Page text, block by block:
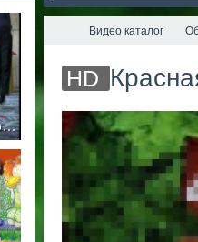
Видео каталог
HD
2013 05 14 Три Зверолова, Школа 463, 1 класс